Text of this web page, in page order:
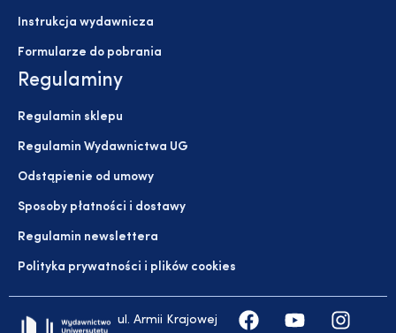
Instrukcja wydawnicza
Formularze do pobrania
Regulaminy
Regulamin sklepu
Regulamin Wydawnictwa UG
Odstąpienie od umowy
Sposoby płatności i dostawy
Regulamin newslettera
Polityka prywatności i plików cookies
ul. Armii Krajowej